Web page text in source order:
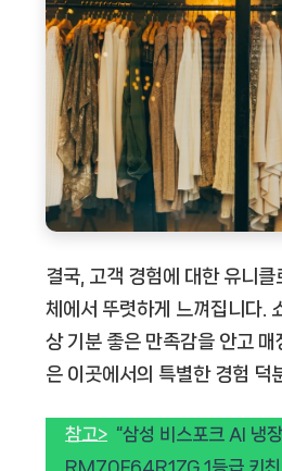
결국, 고객 경험에 대한 유니클
체에서 뚜렷하게 느껴집니다.
상 기분 좋은 만족감을 안고 매
은 이곳에서의 특별한 경험 덕
참고> “삼성 비스포크 AI 냉